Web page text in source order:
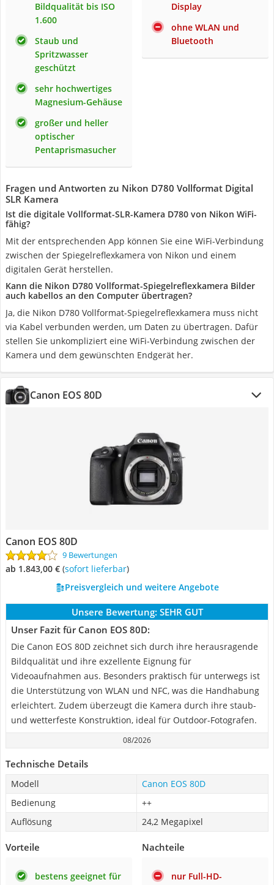
Bildqualität bis ISO
1.600
Staub und
Spritzwasser
geschützt
sehr hochwertiges
Magnesium-Gehäuse
großer und heller
optischer
Pentaprismasucher
Display
ohne WLAN und
Bluetooth
Fragen und Antworten zu Nikon D780 Vollformat Digital
SLR Kamera
Ist die digitale Vollformat-SLR-Kamera D780 von Nikon WiFi-
fähig?
Mit der entsprechenden App können Sie eine WiFi-Verbindung
zwischen der Spiegelreflexkamera von Nikon und einem
digitalen Gerät herstellen.
Kann die Nikon D780 Vollformat-Spiegelreflexkamera Bilder
auch kabellos an den Computer übertragen?
Ja, die Nikon D780 Vollformat-Spiegelreflexkamera muss nicht
via Kabel verbunden werden, um Daten zu übertragen. Dafür
stellen Sie unkompliziert eine WiFi-Verbindung zwischen der
Kamera und dem gewünschten Endgerät her.
Canon EOS 80D
Canon EOS 80D
9 Bewertungen
ab 1.843,00 € ( Sofort lieferbar)
Preisvergleich und weitere Angebote
Unsere Bewertung: SEHR GUT
Unser Fazit für Canon EOS 80D:
Die Canon EOS 80D zeichnet sich durch ihre herausragende
Bildqualität und ihre exzellente Eignung für
Videoaufnahmen aus. Besonders praktisch für unterwegs ist
die Unterstützung von WLAN und NFC, was die Handhabung
erleichtert. Zudem überzeugt die Kamera durch ihre staub-
und wetterfeste Konstruktion, ideal für Outdoor-Fotografen.
08/2026
Technische Details
Modell
Canon EOS 80D
Bedienung
++
Auflösung
24,2 Megapixel
Vorteile
bestens geeignet für
Nachteile
nur Full-HD-